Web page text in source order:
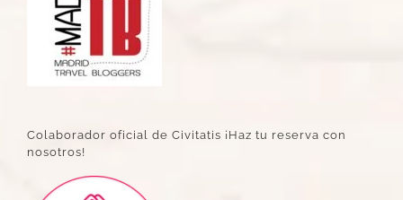
Colaborador oficial de Civitatis ¡Haz tu reserva con
nosotros!